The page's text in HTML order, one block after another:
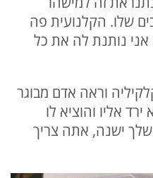
שלו. הקלנועית פה
נותנת לה את כל
וראה אדם מבוגר
אליו והוציא לו
ישנה, אתה צריך